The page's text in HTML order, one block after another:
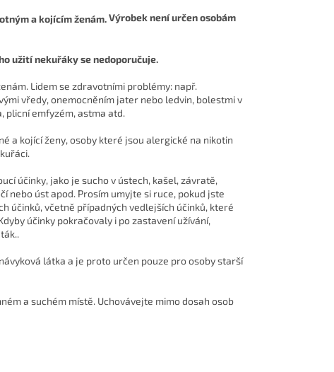
Výrobek není určen osobám
užití nekuřáky se nedoporučuje.
Lidem se zdravotními problémy: např.
vředy, onemocněním jater nebo ledvin, bolestmi v
plicní emfyzém, astma atd.
a kojící ženy, osoby které jsou alergické na nikotin
účinky, jako je sucho v ústech, kašel, závratě,
nebo úst apod. Prosím umyjte si ruce, pokud jste
účinků, včetně případných vedlejších účinků, které
účinky pokračovaly i po zastavení užívání,
látka a je proto určen pouze pro osoby starší
a suchém místě. Uchovávejte mimo dosah osob